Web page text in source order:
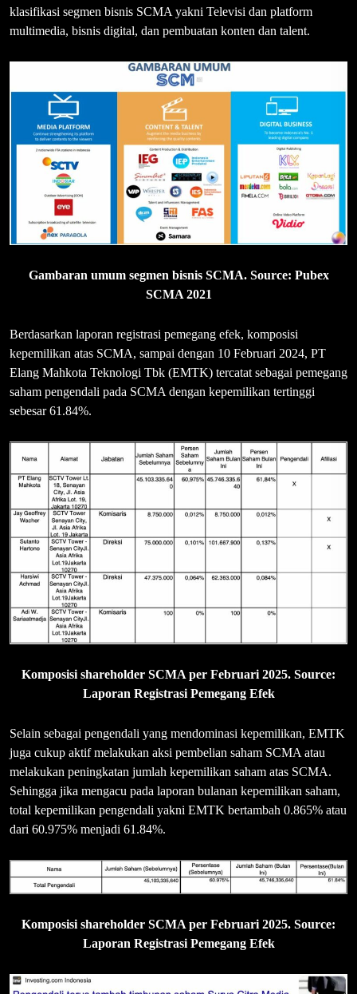
klasifikasi segmen bisnis SCMA yakni Televisi dan platform
multimedia, bisnis digital, dan pembuatan konten dan talent.
Gambaran umum segmen bisnis SCMA. Source: Pubex
SCMA 2021
Berdasarkan laporan registrasi pemegang efek, komposisi
kepemilikan atas SCMA, sampai dengan 10 Februari 2024, PT
Elang Mahkota Teknologi Tbk (EMTK) tercatat sebagai pemegang
saham pengendali pada SCMA dengan kepemilikan tertinggi
sebesar 61.84%.
Komposisi shareholder SCMA per Februari 2025. Source:
Laporan Registrasi Pemegang Efek
Selain sebagai pengendali yang mendominasi kepemilikan, EMTK
juga cukup aktif melakukan aksi pembelian saham SCMA atau
melakukan peningkatan jumlah kepemilikan saham atas SCMA.
Sehingga jika mengacu pada laporan bulanan kepemilikan saham,
total kepemilikan pengendali yakni EMTK bertambah 0.865% atau
dari 60.975% menjadi 61.84%.
Komposisi shareholder SCMA per Februari 2025. Source:
Laporan Registrasi Pemegang Efek